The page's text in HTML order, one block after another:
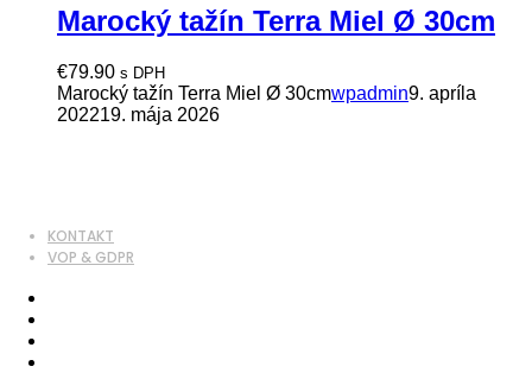
Marocký tažín Terra Miel Ø 30cm
€79.90 s DPH
Marocký tažín Terra Miel Ø 30cmwpadmin9. apríla
202219. mája 2026
KONTAKT
VOP & GDPR